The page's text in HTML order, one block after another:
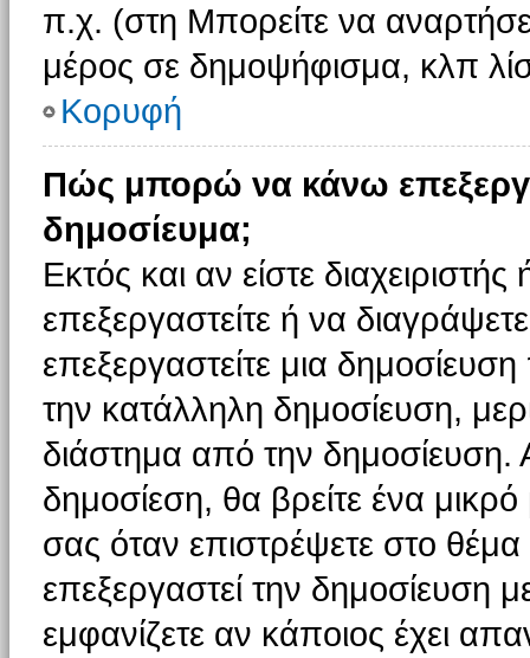
π.χ. (στη Μπορείτε να
μέρος σε δημοψήφισμα, κλπ
Κορυφή
Πώς μπορώ να κάνω
δημοσίευμα;
Εκτός και αν είστε
επεξεργαστείτε ή να
επεξεργαστείτε μια
την κατάλληλη δημοσίευση,
διάστημα από την δημοσίευση.
δημοσίεση, θα βρείτε ένα
σας όταν επιστρέψετε στο
επεξεργαστεί την δημοσίευση
εμφανίζετε αν κάποιος έχει